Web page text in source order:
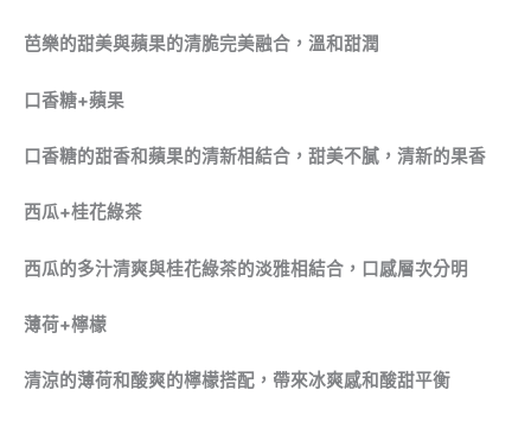
芭樂的甜美與蘋果的清脆完美融合，溫和甜潤
口香糖+蘋果
口香糖的甜香和蘋果的清新相結合，甜美不膩，清新的果香
西瓜+桂花綠茶
西瓜的多汁清爽與桂花綠茶的淡雅相結合，口感層次分明
薄荷+檸檬
清涼的薄荷和酸爽的檸檬搭配，帶來冰爽感和酸甜平衡